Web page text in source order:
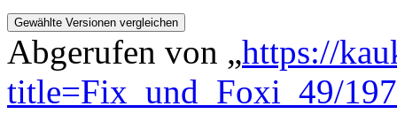
Abgerufen von „https://
title=Fix_und_Foxi_49/